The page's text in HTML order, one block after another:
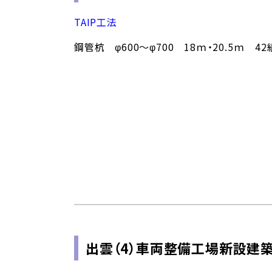
TAIP工法
鋼管杭 φ600～φ700 18ｍ・20.5ｍ 42
出雲（4）車両整備工場新設建